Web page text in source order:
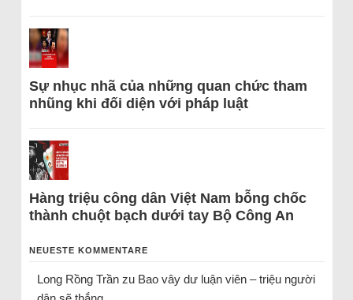
Sự nhục nhã của những quan chức tham
nhũng khi đối diện với pháp luật
Hàng triệu công dân Việt Nam bỗng chốc
thành chuột bạch dưới tay Bộ Công An
NEUESTE KOMMENTARE
Long Rồng Trầnzu Bao vây dư luận viên – triệu người